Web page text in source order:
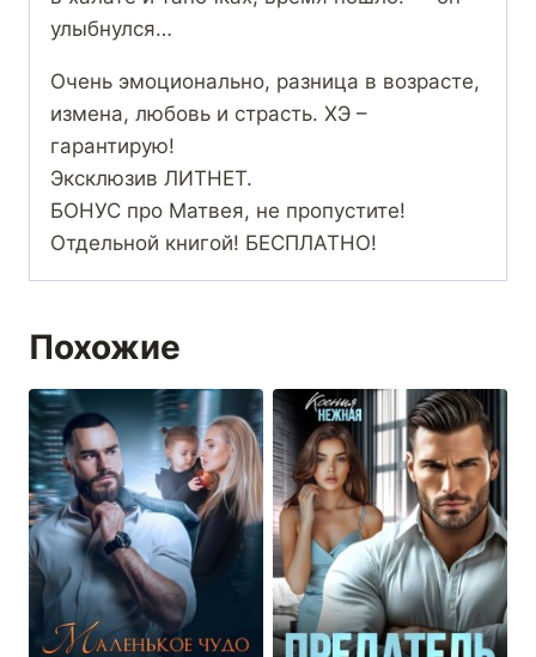
улыбнулся…
Очень эмоционально, разница в возрасте,
измена, любовь и страсть. ХЭ –
гарантирую!
Эксклюзив ЛИТНЕТ.
БОНУС про Матвея, не пропустите!
Отдельной книгой! БЕСПЛАТНО!
Похожие